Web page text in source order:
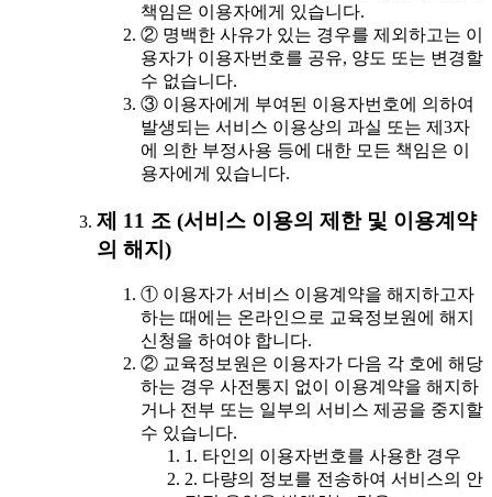
책임은 이용자에게 있습니다.
② 명백한 사유가 있는 경우를 제외하고는 이
용자가 이용자번호를 공유, 양도 또는 변경할
수 없습니다.
③ 이용자에게 부여된 이용자번호에 의하여
발생되는 서비스 이용상의 과실 또는 제3자
에 의한 부정사용 등에 대한 모든 책임은 이
용자에게 있습니다.
제 11 조 (서비스 이용의 제한 및 이용계약
의 해지)
① 이용자가 서비스 이용계약을 해지하고자
하는 때에는 온라인으로 교육정보원에 해지
신청을 하여야 합니다.
② 교육정보원은 이용자가 다음 각 호에 해당
하는 경우 사전통지 없이 이용계약을 해지하
거나 전부 또는 일부의 서비스 제공을 중지할
수 있습니다.
1. 타인의 이용자번호를 사용한 경우
2. 다량의 정보를 전송하여 서비스의 안